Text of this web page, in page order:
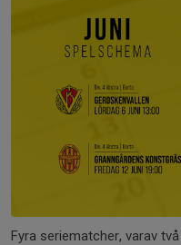
Fyra seriematcher, varav